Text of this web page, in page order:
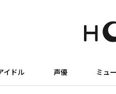
イドル 声優 ミュ